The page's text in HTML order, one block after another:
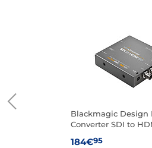
Blackmagic Design
Converter SDI to
184€95